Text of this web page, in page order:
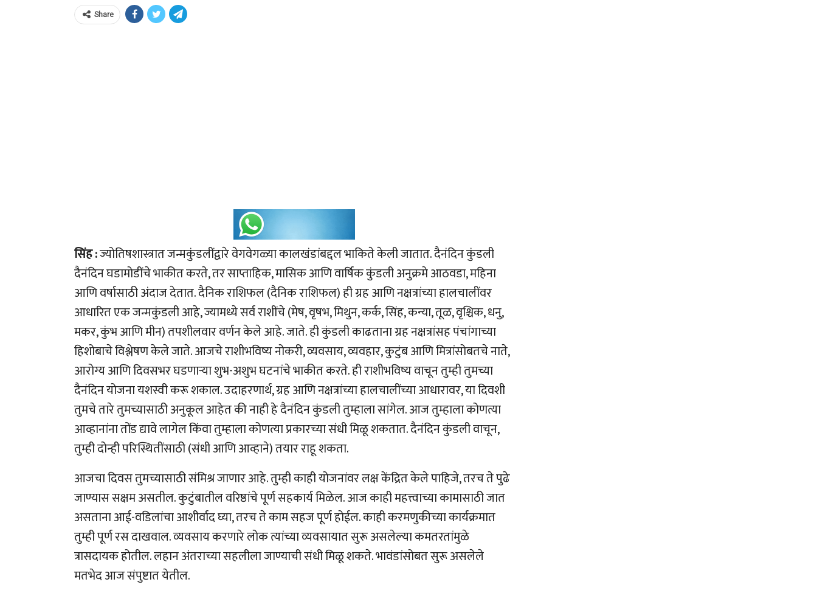
Share
सिंह :ज्योतिषशास्त्रात जन्मकुंडलींद्वारे वेगवेगळ्या कालखंडांबद्दल भाकिते केली जातात. दैनंदिन कुंडली
दैनंदिन घडामोडींचे भाकीत करते, तर साप्ताहिक, मासिक आणि वार्षिक कुंडली अनुक्रमे आठवडा, महिना
आणि वर्षासाठी अंदाज देतात. दैनिक राशिफल (दैनिक राशिफल) ही ग्रह आणि नक्षत्रांच्या हालचालींवर
आधारित एक जन्मकुंडली आहे, ज्यामध्ये सर्व राशींचे (मेष, वृषभ, मिथुन, कर्क, सिंह, कन्या, तूळ, वृश्चिक, धनु,
मकर, कुंभ आणि मीन) तपशीलवार वर्णन केले आहे. जाते. ही कुंडली काढताना ग्रह नक्षत्रांसह पंचांगाच्या
हिशोबाचे विश्लेषण केले जाते. आजचे राशीभविष्य नोकरी, व्यवसाय, व्यवहार, कुटुंब आणि मित्रांसोबतचे नाते,
आरोग्य आणि दिवसभर घडणाऱ्या शुभ-अशुभ घटनांचे भाकीत करते. ही राशीभविष्य वाचून तुम्ही तुमच्या
दैनंदिन योजना यशस्वी करू शकाल. उदाहरणार्थ, ग्रह आणि नक्षत्रांच्या हालचालींच्या आधारावर, या दिवशी
तुमचे तारे तुमच्यासाठी अनुकूल आहेत की नाही हे दैनंदिन कुंडली तुम्हाला सांगेल. आज तुम्हाला कोणत्या
आव्हानांना तोंड द्यावे लागेल किंवा तुम्हाला कोणत्या प्रकारच्या संधी मिळू शकतात. दैनंदिन कुंडली वाचून,
तुम्ही दोन्ही परिस्थितींसाठी (संधी आणि आव्हाने) तयार राहू शकता.
आजचा दिवस तुमच्यासाठी संमिश्र जाणार आहे. तुम्ही काही योजनांवर लक्ष केंद्रित केले पाहिजे, तरच ते पुढे
जाण्यास सक्षम असतील. कुटुंबातील वरिष्ठांचे पूर्ण सहकार्य मिळेल. आज काही महत्त्वाच्या कामासाठी जात
असताना आई-वडिलांचा आशीर्वाद घ्या, तरच ते काम सहज पूर्ण होईल. काही करमणुकीच्या कार्यक्रमात
तुम्ही पूर्ण रस दाखवाल. व्यवसाय करणारे लोक त्यांच्या व्यवसायात सुरू असलेल्या कमतरतांमुळे
त्रासदायक होतील. लहान अंतराच्या सहलीला जाण्याची संधी मिळू शकते. भावंडांसोबत सुरू असलेले
मतभेद आज संपुष्टात येतील.